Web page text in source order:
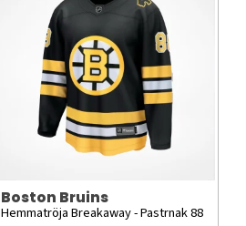
Boston Bruins
Hemmatröja Breakaway - Pastrnak 88